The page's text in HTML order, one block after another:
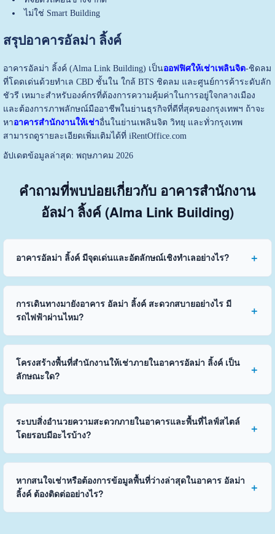
ไม่ใช่ Smart Building
สรุปอาคารอัลม่า ลิ้งค์
อาคารอัลม่า ลิ้งค์ (Alma Link Building) เป็นออฟฟิศให้เช่าเพลินจิต-ชิดลม
ที่โดดเด่นด้วยทำเล CBD ชั้นใน ใกล้ BTS ชิดลม และศูนย์การค้าระดับลัก
ชัวรี เหมาะสำหรับองค์กรที่ต้องการความคุ้มค่าในการอยู่ใจกลางเมือง
และต้องการภาพลักษณ์มืออาชีพในย่านธุรกิจที่ดีที่สุดของกรุงเทพฯ ถ้าจะ
หาอาคารสำนักงานให้เช่าอื่นในย่านเพลินจิต วิทยุ และทั่วกรุงเทพ
สามารถดูรายละเอียดเพิ่มเติมได้ที่ iRentOffice.com
อัปเดตข้อมูลล่าสุด: พฤษภาคม 2026
คำถามที่พบบ่อยเกี่ยวกับ อาคารสำนักงาน
อัลม่า ลิ้งค์ (Alma Link Building)
อาคารอัลม่า ลิ้งค์ มีจุดเด่นและอัตลักษณ์เชิงทำเลอย่างไร?
การเดินทางมายังอาคาร อัลม่า ลิ้งค์ สะดวกสบายอย่างไร มี
รถไฟฟ้าผ่านไหม?
โครงสร้างพื้นที่สำนักงานให้เช่าภายในอาคารอัลม่า ลิ้งค์ เป็น
ลักษณะใด?
ระบบสิ่งอำนวยความสะดวกภายในอาคารและพื้นที่ไลฟ์สไตล์
โดยรอบมีอะไรบ้าง?
หากสนใจเช่าหรือต้องการข้อมูลพื้นที่ว่างล่าสุดในอาคาร อัลม่า
ลิ้งค์ ต้องติดต่ออย่างไร?